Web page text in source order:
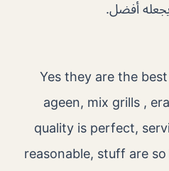
أفضل.
Yes they are the
ageen, mix grills ,
quality is perfect,
reasonable, stuff are